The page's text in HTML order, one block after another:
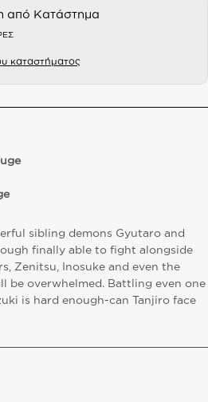
από Κατάστημα
καταστήματος
sibling demons Gyutaro and
finally able to fight alongside
Zenitsu, Inosuke and even the
be overwhelmed. Battling even one
is hard enough-can Tanjiro face